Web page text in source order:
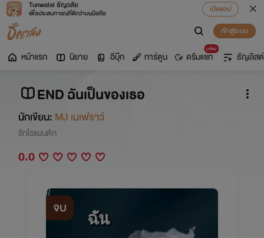
Tunwalai ธัญวลัย
เพื่อประสบการณ์ที่ดีกว่าบนมือถือ
เปิดแอป
เข้าสู่ระบบ
หน้าแรก นิยาย อีบุ๊ก การ์ตูน
มาใหม่
ดรีมแชท ธัญลิสต์
END ฉันเป็นของเธอ
นักเขียน: MJ เมเฟราว์
รักโรแมนติก
0.0
จบ